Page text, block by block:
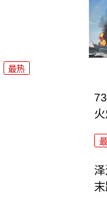
最热
末